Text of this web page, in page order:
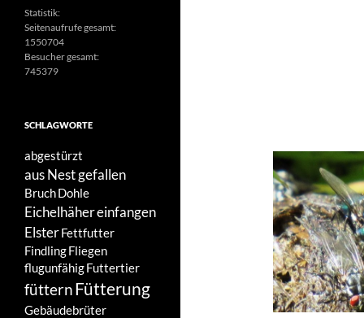
Statistik:
Seitenaufrufe gesamt:
1550704
Besucher gesamt:
745379
SCHLAGWORTE
abgestürzt
aus Nest gefallen
BruchDohle
Eichelhähereinfangen
ElsterFettfutter
FindlingFliegen
flugunfähigFuttertier
fütternFütterung
Gebäudebrüter